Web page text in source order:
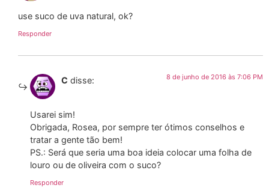
use suco de uva natural, ok?
Responder
C disse: 8 de junho de 2016 às 7:06 PM
Usarei sim!
Obrigada, Rosea, por sempre ter ótimos conselhos e
tratar a gente tão bem!
PS.: Será que seria uma boa ideia colocar uma folha de
louro ou de oliveira com o suco?
Responder